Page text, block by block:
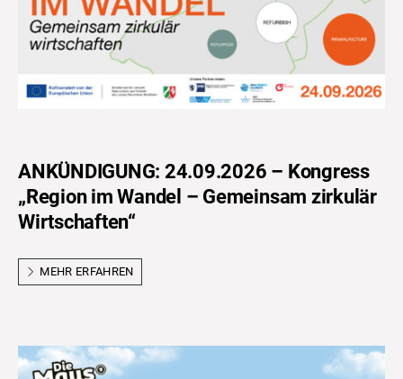
ANKÜNDIGUNG: 24.09.2026 – Kongress
„Region im Wandel – Gemeinsam zirkulär
Wirtschaften“
MEHR ERFAHREN